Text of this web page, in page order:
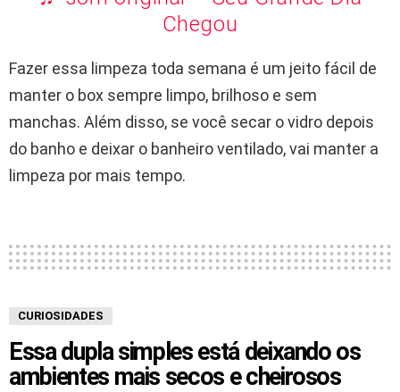
Chegou
Fazer essa limpeza toda semana é um jeito fácil de
manter o box sempre limpo, brilhoso e sem
manchas. Além disso, se você secar o vidro depois
do banho e deixar o banheiro ventilado, vai manter a
limpeza por mais tempo.
CURIOSIDADES
Essa dupla simples está deixando os
ambientes mais secos e cheirosos